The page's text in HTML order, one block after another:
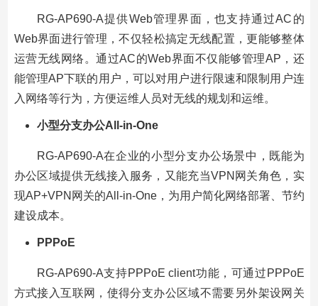
RG-AP690-A提供Web管理界面，也支持通过AC的
Web界面进行管理，不仅轻松搞定无线配置，更能够整体
运营无线网络。通过AC的Web界面不仅能够管理AP，还
能管理AP下联的用户，可以对用户进行限速和限制用户连
入网络等行为，方便运维人员对无线的规划和运维。
小型分支办公All-in-One
RG-AP690-A在企业的小型分支办公场景中，既能为
办公区域提供无线接入服务，又能充当VPN网关角色，实
现AP+VPN网关的All-in-One，为用户简化网络部署、节约
建设成本。
PPPoE
RG-AP690-A支持PPPoE client功能，可通过PPPoE
方式接入互联网，使得分支办公区域不需要另外架设网关